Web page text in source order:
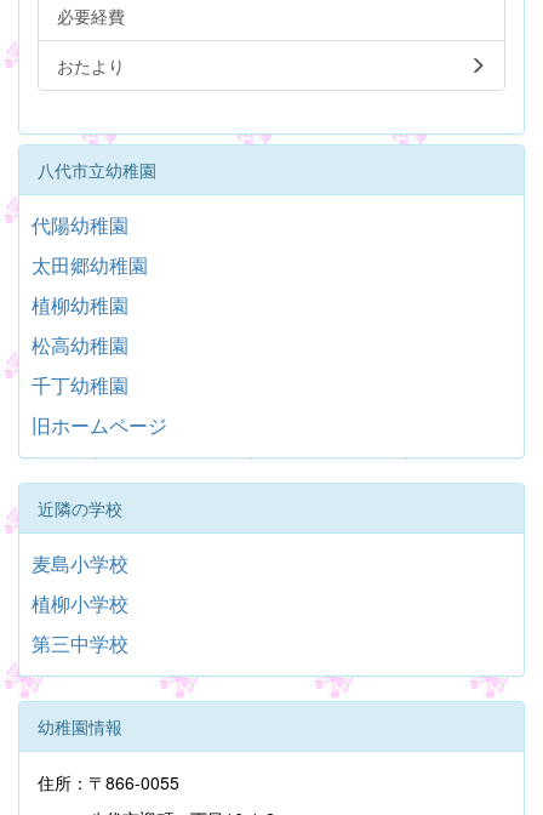
必要経費
おたより
八代市立幼稚園
代陽幼稚園
太田郷幼稚園
植柳幼稚園
松高幼稚園
千丁幼稚園
旧ホームページ
近隣の学校
麦島小学校
植柳小学校
第三中学校
幼稚園情報
住所：〒866-0055